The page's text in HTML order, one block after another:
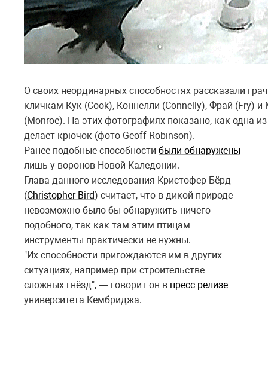
О своих неординарных способностях рассказали
кличкам Кук (Cook), Коннелли (Connelly), Фрай (Fry) и
(Monroe). На этих фотографиях показано, как одна
делает крючок (фото Geoff Robinson).
Ранее подобные способности были обнаружены
лишь у воронов Новой Каледонии.
Глава данного исследования Кристофер Бёрд
(Christopher Bird) считает, что в дикой природе
невозможно было бы обнаружить ничего
подобного, так как там этим птицам
инструменты практически не нужны.
"Их способности пригождаются им в других
ситуациях, например при строительстве
сложных гнёзд", — говорит он в пресс-релизе
университета Кембриджа.